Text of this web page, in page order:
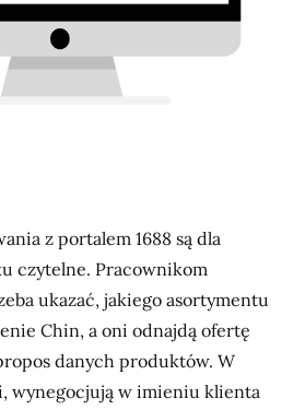
z portalem 1688 są dla
czytelne. Pracownikom
ukazać, jakiego asortymentu
Chin, a oni odnajdą ofertę
danych produktów. W
wynegocjują w imieniu klienta